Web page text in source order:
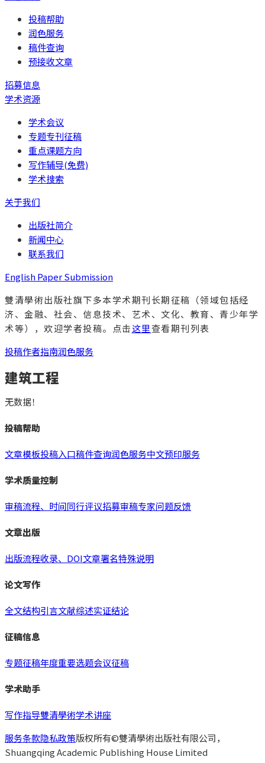
投稿帮助
润色服务
稿件查询
预接收文章
招募信息
学术资源
学术会议
专题专刊征稿
重点课题方向
写作辅导(免费)
学术搜索
关于我们
出版社简介
新闻中心
联系我们
English Paper Submission
雙清學術出版社旗下多本学术期刊长期征稿（领域包括经
济、金融、社会、信息技术、艺术、文化、教育、青少年学
术等），欢迎学者投稿。点击这里查看期刊列表
投稿作者指南润色服务
建筑工程
无数据！
投稿帮助
文章模板投稿入口稿件查询润色服务中文预印服务
学术质量控制
审稿流程、时间同行评议招募审稿专家问题反馈
文章出版
出版流程收录、DOI文章署名特殊说明
论文写作
全文结构引言文献综述实证结论
征稿信息
专题征稿年度重要选题会议征稿
学术助手
写作指导雙清學術学术讲座
服务条款隐私政策版权所有©雙清學術出版社有限公司，
Shuangqing Academic Publishing House Limited